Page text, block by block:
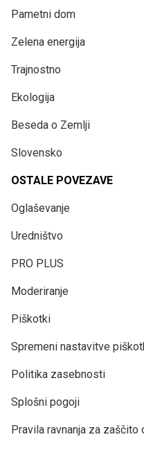
Pametni dom
Zelena energija
Trajnostno
Ekologija
Beseda o Zemlji
Slovensko
OSTALE POVEZAVE
Oglaševanje
Uredništvo
PRO PLUS
Moderiranje
Piškotki
Spremeni nastavitve
Politika zasebnosti
Splošni pogoji
Pravila ravnanja za zaščito